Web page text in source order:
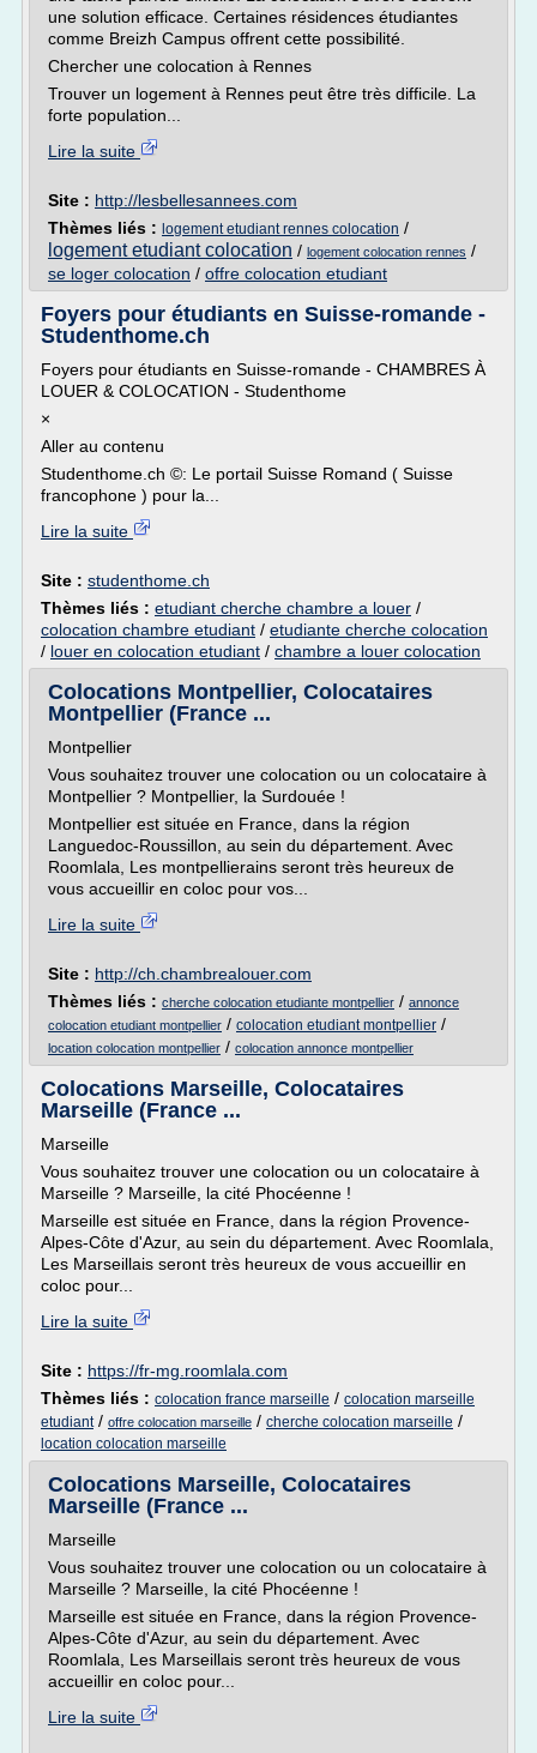
une solution efficace. Certaines résidences étudiantes
comme Breizh Campus offrent cette possibilité.
Chercher une colocation à Rennes
Trouver un logement à Rennes peut être très difficile. La
forte population...
Lire la suite
Site : http://lesbellesannees.com
Thèmes liés : logement etudiant rennes colocation /
logement etudiant colocation / logement colocation rennes /
se loger colocation / offre colocation etudiant
Foyers pour étudiants en Suisse-romande -
Studenthome.ch
Foyers pour étudiants en Suisse-romande - CHAMBRES À
LOUER & COLOCATION - Studenthome
×
Aller au contenu
Studenthome.ch ©: Le portail Suisse Romand ( Suisse
francophone ) pour la...
Lire la suite
Site : studenthome.ch
Thèmes liés : etudiant cherche chambre a louer /
colocation chambre etudiant / etudiante cherche colocation
/ louer en colocation etudiant / chambre a louer colocation
Colocations Montpellier, Colocataires
Montpellier (France ...
Montpellier
Vous souhaitez trouver une colocation ou un colocataire à
Montpellier ? Montpellier, la Surdouée !
Montpellier est située en France, dans la région
Languedoc-Roussillon, au sein du département. Avec
Roomlala, Les montpellierains seront très heureux de
vous accueillir en coloc pour vos...
Lire la suite
Site : http://ch.chambrealouer.com
Thèmes liés : cherche colocation etudiante montpellier / annonce
colocation etudiant montpellier / colocation etudiant montpellier /
location colocation montpellier / colocation annonce montpellier
Colocations Marseille, Colocataires
Marseille (France ...
Marseille
Vous souhaitez trouver une colocation ou un colocataire à
Marseille ? Marseille, la cité Phocéenne !
Marseille est située en France, dans la région Provence-
Alpes-Côte d'Azur, au sein du département. Avec Roomlala,
Les Marseillais seront très heureux de vous accueillir en
coloc pour...
Lire la suite
Site : https://fr-mg.roomlala.com
Thèmes liés : colocation france marseille / colocation marseille
etudiant/ offre colocation marseille / cherche colocation marseille /
location colocation marseille
Colocations Marseille, Colocataires
Marseille (France ...
Marseille
Vous souhaitez trouver une colocation ou un colocataire à
Marseille ? Marseille, la cité Phocéenne !
Marseille est située en France, dans la région Provence-
Alpes-Côte d'Azur, au sein du département. Avec
Roomlala, Les Marseillais seront très heureux de vous
accueillir en coloc pour...
Lire la suite